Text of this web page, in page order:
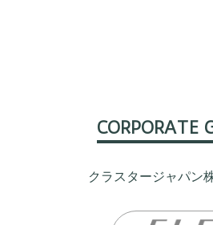
CORPORATE
クラスタージャパン